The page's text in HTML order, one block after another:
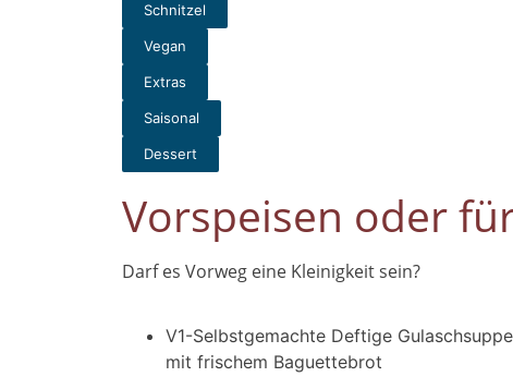
Schnitzel
Vegan
Extras
Saisonal
Dessert
Vorspeisen oder
Darf es Vorweg eine Kleinigkeit sein?
V1-Selbstgemachte Deftige Gulaschsuppe
mit frischem Baguettebrot